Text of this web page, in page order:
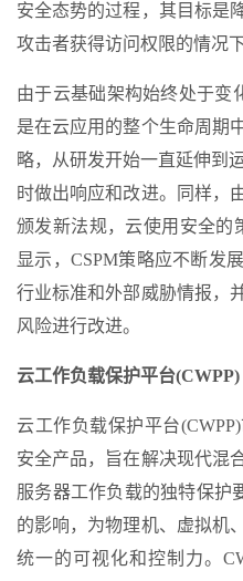
安全态势的过程，其目标是
攻击者获得访问权限的情况
由于云基础架构始终处于变
是在云应用的整个生命周期
略，从研发开始一直延伸到
时做出响应和改进。同样，
颁发新法规，云使用安全的
显示，CSPM策略应不断发
行业标准和外部威胁情报，
风险进行改进。
云工作负载保护平台(CWPP)
云工作负载保护平台
安全产品，旨在解决现代混
服务器工作负载的独特保护
的影响，为物理机、虚拟机
统一的可视化和控制力。